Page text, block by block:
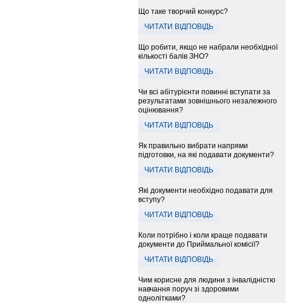
Що таке творчий конкурс?
ЧИТАТИ ВІДПОВІДЬ
Що робити, якщо не набрали необхідної
кількості балів ЗНО?
ЧИТАТИ ВІДПОВІДЬ
Чи всі абітурієнти повинні вступати за
результатами зовнішнього незалежного
оцінювання?
ЧИТАТИ ВІДПОВІДЬ
Як правильно вибрати напрями
підготовки, на які подавати документи?
ЧИТАТИ ВІДПОВІДЬ
Які документи необхідно подавати для
вступу?
ЧИТАТИ ВІДПОВІДЬ
Коли потрібно і коли краще подавати
документи до Приймальної комісії?
ЧИТАТИ ВІДПОВІДЬ
Чим корисне для людини з інвалідністю
навчання поруч зі здоровими
однолітками?